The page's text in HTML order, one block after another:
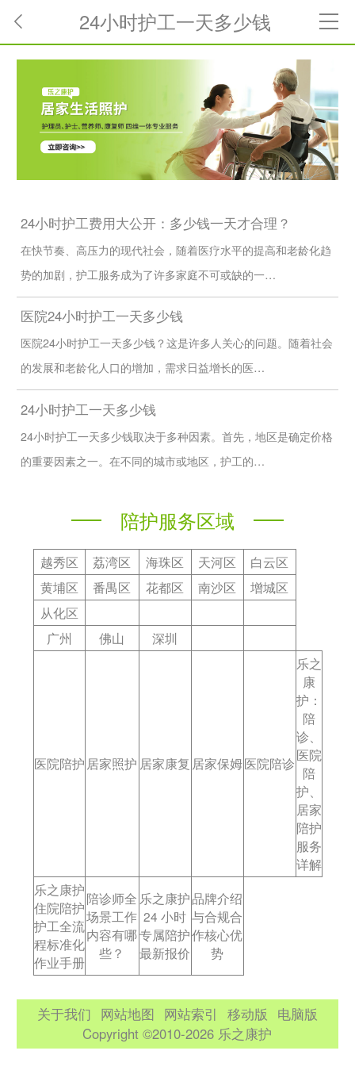
24小时护工一天多少钱
24小时护工费用大公开：多少钱一天才合理？
在快节奏、高压力的现代社会，随着医疗水平的提高和老龄化趋
势的加剧，护工服务成为了许多家庭不可或缺的一…
医院24小时护工一天多少钱
医院24小时护工一天多少钱？这是许多人关心的问题。随着社会
的发展和老龄化人口的增加，需求日益增长的医…
24小时护工一天多少钱
24小时护工一天多少钱取决于多种因素。首先，地区是确定价格
的重要因素之一。在不同的城市或地区，护工的…
陪护服务区域
越秀区 荔湾区 海珠区 天河区
白云区
黄埔区
番禺区 花都区 南沙区
增城区
从化区
广州
佛山 深圳
医院陪护 居家照护 居家康复 居家保姆医院陪诊
乐之
康
护：
陪
诊、
医院
陪
护、
居家
陪护
服务
详解
乐之康护
住院陪护
护工全流
程标准化
作业手册
陪诊师全
场景工作
内容有哪
些？
乐之康护
24 小时
专属陪护
最新报价
品牌介绍
与合规合
作核心优
势
关于我们 网站地图 网站索引 移动版
电脑版
Copyright ©2010-2026 乐之康护